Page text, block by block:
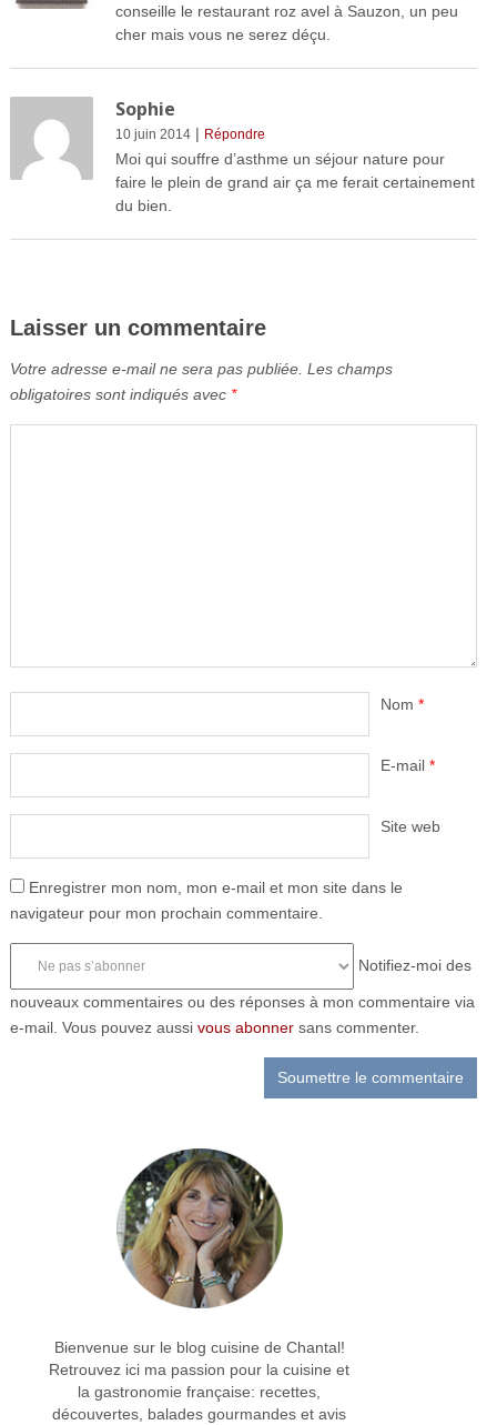
conseille le restaurant roz avel à Sauzon, un peu
cher mais vous ne serez déçu.
Sophie
10 juin 2014| Répondre
Moi qui souffre d’asthme un séjour nature pour
faire le plein de grand air ça me ferait certainement
du bien.
Laisser un commentaire
Votre adresse e-mail ne sera pas publiée. Les champs
obligatoires sont indiqués avec *
Nom *
E-mail *
Site web
Enregistrer mon nom, mon e-mail et mon site dans le
navigateur pour mon prochain commentaire.
Notifiez-moi des
nouveaux commentaires ou des réponses à mon commentaire via
e-mail. Vous pouvez aussi vous abonnersans commenter.
Bienvenue sur le blog cuisine de Chantal!
Retrouvez ici ma passion pour la cuisine et
la gastronomie française: recettes,
découvertes, balades gourmandes et avis